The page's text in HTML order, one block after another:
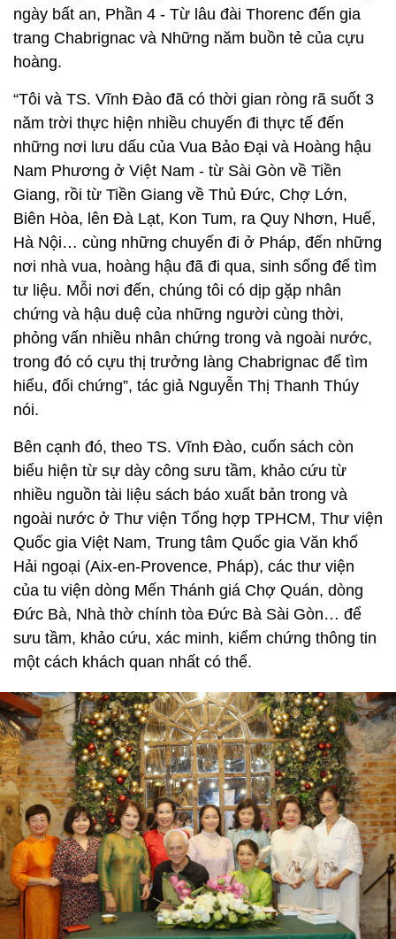
ngày bất an, Phần 4 - Từ lâu đài Thorenc đến gia
trang Chabrignac và Những năm buồn tẻ của cựu
hoàng.
“Tôi và TS. Vĩnh Đào đã có thời gian ròng rã suốt 3
năm trời thực hiện nhiều chuyến đi thực tế đến
những nơi lưu dấu của Vua Bảo Đại và Hoàng hậu
Nam Phương ở Việt Nam - từ Sài Gòn về Tiền
Giang, rồi từ Tiền Giang về Thủ Đức, Chợ Lớn,
Biên Hòa, lên Đà Lạt, Kon Tum, ra Quy Nhơn, Huế,
Hà Nội… cùng những chuyến đi ở Pháp, đến những
nơi nhà vua, hoàng hậu đã đi qua, sinh sống để tìm
tư liệu. Mỗi nơi đến, chúng tôi có dịp gặp nhân
chứng và hậu duệ của những người cùng thời,
phỏng vấn nhiều nhân chứng trong và ngoài nước,
trong đó có cựu thị trưởng làng Chabrignac để tìm
hiểu, đối chứng”, tác giả Nguyễn Thị Thanh Thúy
nói.
Bên cạnh đó, theo TS. Vĩnh Đào, cuốn sách còn
biểu hiện từ sự dày công sưu tầm, khảo cứu từ
nhiều nguồn tài liệu sách báo xuất bản trong và
ngoài nước ở Thư viện Tổng hợp TPHCM, Thư viện
Quốc gia Việt Nam, Trung tâm Quốc gia Văn khố
Hải ngoại (Aix-en-Provence, Pháp), các thư viện
của tu viện dòng Mến Thánh giá Chợ Quán, dòng
Đức Bà, Nhà thờ chính tòa Đức Bà Sài Gòn… để
sưu tầm, khảo cứu, xác minh, kiểm chứng thông tin
một cách khách quan nhất có thể.